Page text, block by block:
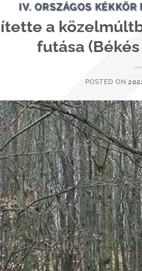
IV. ORSZÁGOS
a
futása
POSTED ON